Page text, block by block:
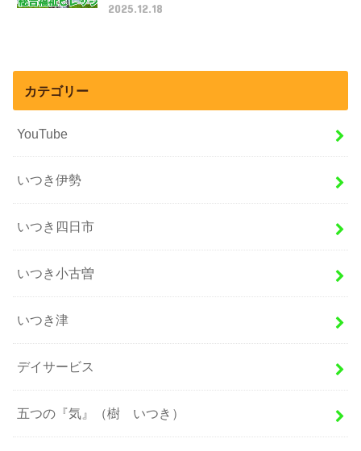
2025.12.18
カテゴリー
YouTube
いつき伊勢
いつき四日市
いつき小古曽
いつき津
デイサービス
五つの『気』（樹 いつき）